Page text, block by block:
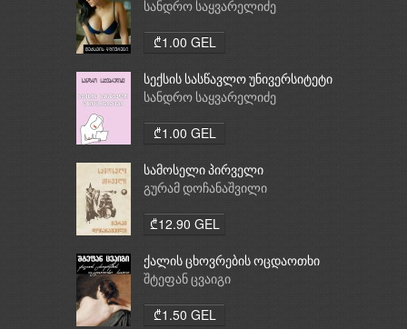
სანდრო საყვარელიძე
₾1.00 GEL
სექსის სასწავლო უნივერსიტეტი
სანდრო საყვარელიძე
₾1.00 GEL
სამოსელი პირველი
გურამ დოჩანაშვილი
₾12.90 GEL
ქალის ცხოვრების ოცდაოთხი
საათი
შტეფან ცვაიგი
₾1.50 GEL